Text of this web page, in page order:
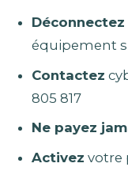
Déconnectez
équipement
Contactez
805 817
Ne payez
Activez votre